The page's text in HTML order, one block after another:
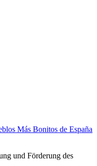
Más Bonitos de España
und Förderung des